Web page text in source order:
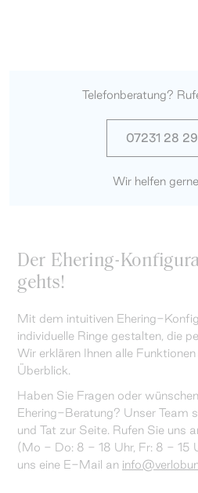
Telefonberatung?
07231 28
Wir helfen
Der Ehering-
gehts!
Mit dem intuitiven Ehering-
individuelle Ringe gestalten, die
Wir erklären Ihnen alle
Überblick.
Haben Sie Fragen oder
Ehering-Beratung? Unser Team
und Tat zur Seite. Rufen Sie uns
(Mo - Do: 8 - 18 Uhr, Fr: 8 - 15
uns eine E-Mail an